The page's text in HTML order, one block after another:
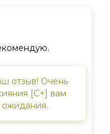
отзыв! Очень
[C+] вам
ожидания.